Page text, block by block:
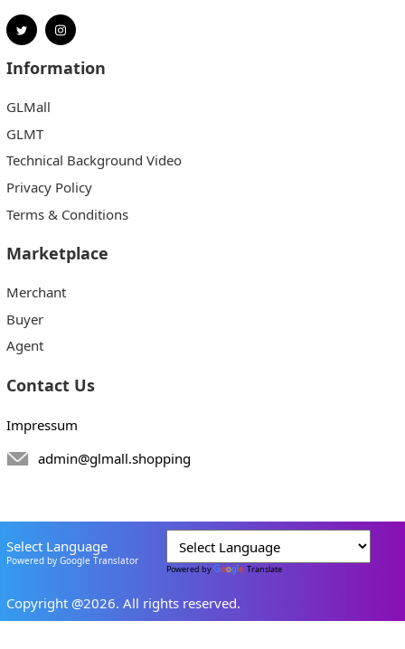
Information
GLMall
GLMT
Technical Background Video
Privacy Policy
Terms & Conditions
Marketplace
Merchant
Buyer
Agent
Contact Us
Impressum
admin@glmall.shopping
Select Language
Powered by Google Translator
Powered by Translate
Copyright @2026. All rights reserved.